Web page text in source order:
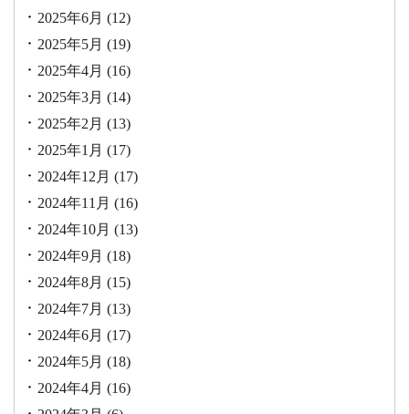
2025年6月 (12)
2025年5月 (19)
2025年4月 (16)
2025年3月 (14)
2025年2月 (13)
2025年1月 (17)
2024年12月 (17)
2024年11月 (16)
2024年10月 (13)
2024年9月 (18)
2024年8月 (15)
2024年7月 (13)
2024年6月 (17)
2024年5月 (18)
2024年4月 (16)